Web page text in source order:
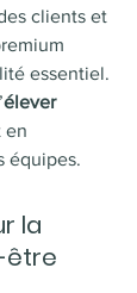
clients et
essentiel.
élever
en
équipes.
la
être